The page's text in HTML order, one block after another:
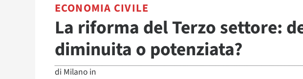
ECONOMIA CIVILE
La riforma del Terzo settore:
diminuita o potenziata?
di Milano in